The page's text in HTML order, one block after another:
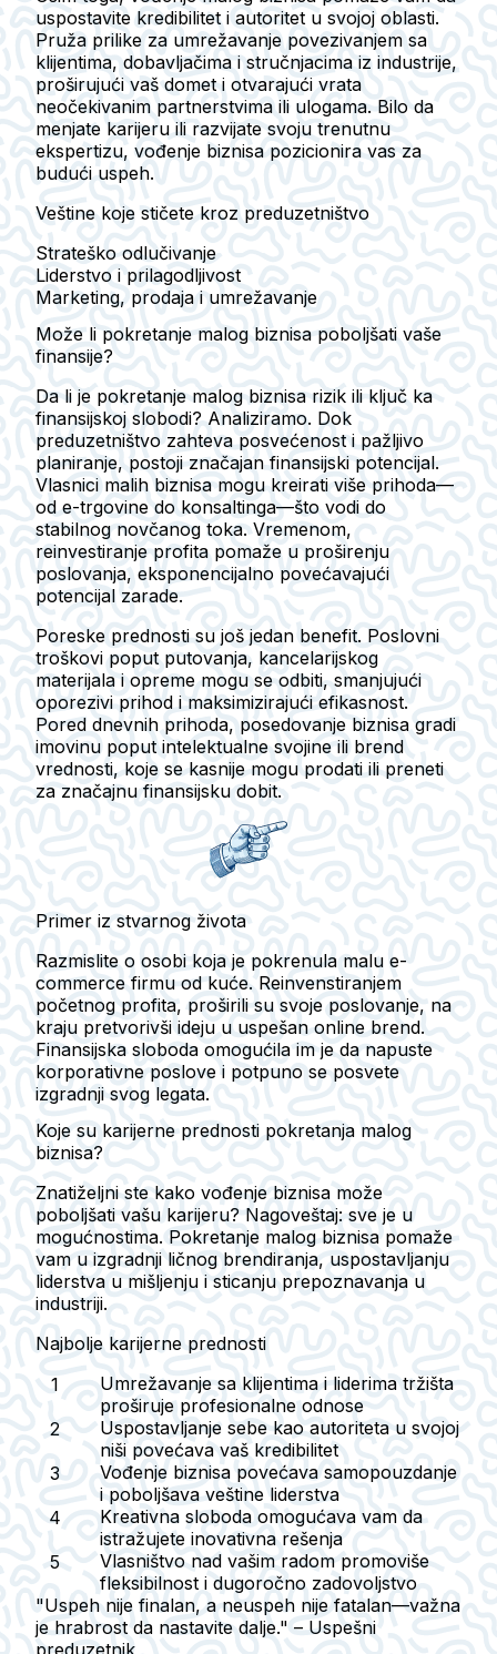
uspostavite kredibilitet i autoritet u svojoj oblasti.
Pruža prilike za umrežavanje povezivanjem sa
klijentima, dobavljačima i stručnjacima iz industrije,
proširujući vaš domet i otvarajući vrata
neočekivanim partnerstvima ili ulogama. Bilo da
menjate karijeru ili razvijate svoju trenutnu
ekspertizu, vođenje biznisa pozicionira vas za
budući uspeh.
Veštine koje stičete kroz preduzetništvo
Strateško odlučivanje
Liderstvo i prilagodljivost
Marketing, prodaja i umrežavanje
Može li pokretanje malog biznisa poboljšati vaše
finansije?
Da li je pokretanje malog biznisa rizik ili ključ ka
finansijskoj slobodi? Analiziramo. Dok
preduzetništvo zahteva posvećenost i pažljivo
planiranje, postoji značajan finansijski potencijal.
Vlasnici malih biznisa mogu kreirati više prihoda—
od e-trgovine do konsaltinga—što vodi do
stabilnog novčanog toka. Vremenom,
reinvestiranje profita pomaže u proširenju
poslovanja, eksponencijalno povećavajući
potencijal zarade.
Poreske prednosti su još jedan benefit. Poslovni
troškovi poput putovanja, kancelarijskog
materijala i opreme mogu se odbiti, smanjujući
oporezivi prihod i maksimizirajući efikasnost.
Pored dnevnih prihoda, posedovanje biznisa gradi
imovinu poput intelektualne svojine ili brend
vrednosti, koje se kasnije mogu prodati ili preneti
za značajnu finansijsku dobit.
Primer iz stvarnog života
Razmislite o osobi koja je pokrenula malu e-
commerce firmu od kuće. Reinvenstiranjem
početnog profita, proširili su svoje poslovanje, na
kraju pretvorivši ideju u uspešan online brend.
Finansijska sloboda omogućila im je da napuste
korporativne poslove i potpuno se posvete
izgradnji svog legata.
Koje su karijerne prednosti pokretanja malog
biznisa?
Znatiželjni ste kako vođenje biznisa može
poboljšati vašu karijeru? Nagoveštaj: sve je u
mogućnostima. Pokretanje malog biznisa pomaže
vam u izgradnji ličnog brendiranja, uspostavljanju
liderstva u mišljenju i sticanju prepoznavanja u
industriji.
Najbolje karijerne prednosti
Umrežavanje sa klijentima i liderima tržišta
proširuje profesionalne odnose
Uspostavljanje sebe kao autoriteta u svojoj
niši povećava vaš kredibilitet
Vođenje biznisa povećava samopouzdanje
i poboljšava veštine liderstva
Kreativna sloboda omogućava vam da
istražujete inovativna rešenja
Vlasništvo nad vašim radom promoviše
fleksibilnost i dugoročno zadovoljstvo
"Uspeh nije finalan, a neuspeh nije fatalan—važna
je hrabrost da nastavite dalje." – Uspešni